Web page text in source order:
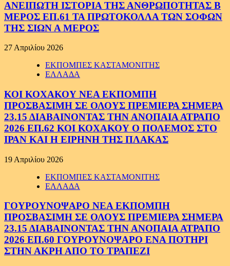
ΑΝΕΙΠΩΤΗ ΙΣΤΟΡΙΑ ΤΗΣ ΑΝΘΡΩΠΟΤΗΤΑΣ Β
ΜΕΡΟΣ ΕΠ.61 ΤΑ ΠΡΩΤΟΚΟΛΛΑ ΤΩΝ ΣΟΦΩΝ
ΤΗΣ ΣΙΩΝ Α ΜΕΡΟΣ
27 Απριλίου 2026
ΕΚΠΟΜΠΕΣ ΚΑΣΤΑΜΟΝΙΤΗΣ
ΕΛΛΑΔΑ
ΚΟΙ ΚΟΧΑΚΟΥ ΝΕΑ ΕΚΠΟΜΠΗ
ΠΡΟΣΒΑΣΙΜΗ ΣΕ ΟΛΟΥΣ ΠΡΕΜΙΕΡΑ ΣΗΜΕΡΑ
23.15 ΔΙΑΒΑΙΝΟΝΤΑΣ ΤΗΝ ΑΝΟΠΑΙΑ ΑΤΡΑΠΟ
2026 ΕΠ.62 ΚΟΙ ΚΟΧΑΚΟΥ Ο ΠΟΛΕΜΟΣ ΣΤΟ
ΙΡΑΝ ΚΑΙ Η ΕΙΡΗΝΗ ΤΗΣ ΠΛΑΚΑΣ
19 Απριλίου 2026
ΕΚΠΟΜΠΕΣ ΚΑΣΤΑΜΟΝΙΤΗΣ
ΕΛΛΑΔΑ
ΓΟΥΡΟΥΝΟΨΑΡΟ ΝΕΑ ΕΚΠΟΜΠΗ
ΠΡΟΣΒΑΣΙΜΗ ΣΕ ΟΛΟΥΣ ΠΡΕΜΙΕΡΑ ΣΗΜΕΡΑ
23.15 ΔΙΑΒΑΙΝΟΝΤΑΣ ΤΗΝ ΑΝΟΠΑΙΑ ΑΤΡΑΠΟ
2026 ΕΠ.60 ΓΟΥΡΟΥΝΟΨΑΡΟ ΕΝΑ ΠΟΤΗΡΙ
ΣΤΗΝ ΑΚΡΗ ΑΠΟ ΤΟ ΤΡΑΠΕΖΙ